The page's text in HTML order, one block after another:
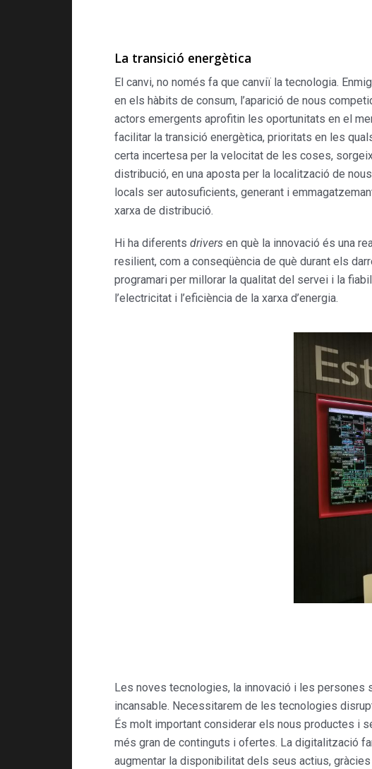
La transició energètica
El canvi, no només fa que canviï la tecnologia.
en els hàbits de consum, l’aparició de nous
actors emergents aprofitin les oportunitats en el
facilitar la transició energètica, prioritats en les
certa incertesa per la velocitat de les coses,
distribució, en una aposta per la localització de
locals ser autosuficients, generant i
xarxa de distribució.
Hi ha diferents drivers en què la innovació és una
resilient, com a conseqüència de què durant els
programari per millorar la qualitat del servei i la
l’electricitat i l’eficiència de la xarxa d’energia.
Les noves tecnologies, la innovació i les
incansable. Necessitarem de les tecnologies
És molt important considerar els nous productes i
més gran de continguts i ofertes. La digitalització
augmentar la disponibilitat dels seus actius,